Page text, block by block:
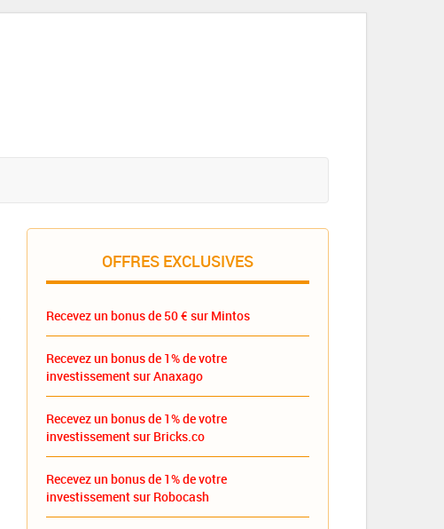
OFFRES EXCLUSIVES
Recevez un bonus de 50 € sur Mintos
Recevez un bonus de 1% de votre
investissement sur Anaxago
Recevez un bonus de 1% de votre
investissement sur Bricks.co
Recevez un bonus de 1% de votre
investissement sur Robocash